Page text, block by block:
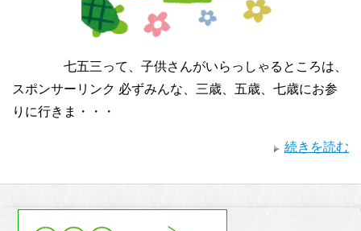
七五三って、子供さんがいらっしゃるところは、
スポンサーリンク 必ずみんな、三歳、五歳、七歳にお参
りに行きま・・・
続きを読む